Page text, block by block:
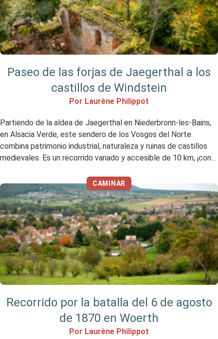
Paseo de las forjas de Jaegerthal a los
castillos de Windstein
Por Laurène Philippot
Partiendo de la aldea de Jaegerthal en Niederbronn-les-Bains,
en Alsacia Verde, este sendero de los Vosgos del Norte
combina patrimonio industrial, naturaleza y ruinas de castillos
medievales. Es un recorrido variado y accesible de 10 km, ¡con
gustado No me gustó tanto Vídeo resumen […]
CAMINAR
Recorrido por la batalla del 6 de agosto
de 1870 en Woerth
Por Laurène Philippot